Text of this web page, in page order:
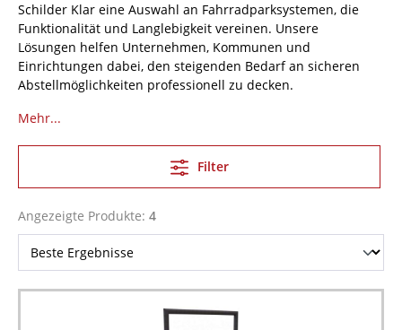
Schilder Klar eine Auswahl an Fahrradparksystemen, die
Funktionalität und Langlebigkeit vereinen. Unsere
Lösungen helfen Unternehmen, Kommunen und
Einrichtungen dabei, den steigenden Bedarf an sicheren
Abstellmöglichkeiten professionell zu decken.
Mehr...
Filter
Angezeigte Produkte: 4